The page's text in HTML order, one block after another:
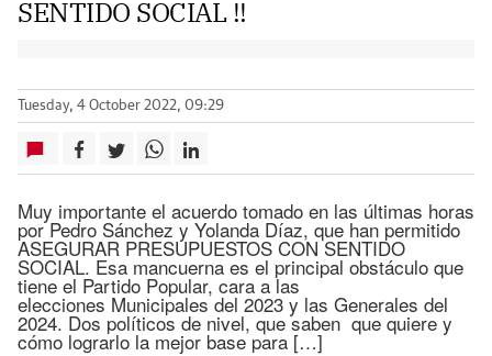
SENTIDO SOCIAL !!
Tuesday, 4 October 2022, 09:29
Muy importante el acuerdo tomado en las últimas horas
por Pedro Sánchez y Yolanda Díaz, que han permitido
ASEGURAR PRESUPUESTOS CON SENTIDO
SOCIAL. Esa mancuerna es el principal obstáculo que
tiene el Partido Popular, cara a las
elecciones Municipales del 2023 y las Generales del
2024. Dos políticos de nivel, que saben que quiere y
cómo lograrlo la mejor base para […]